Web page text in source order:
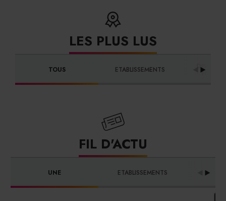
LES PLUS LUS
TOUS ETABLISSEMENTS
FIL D'ACTU
UNE ETABLISSEMENTS